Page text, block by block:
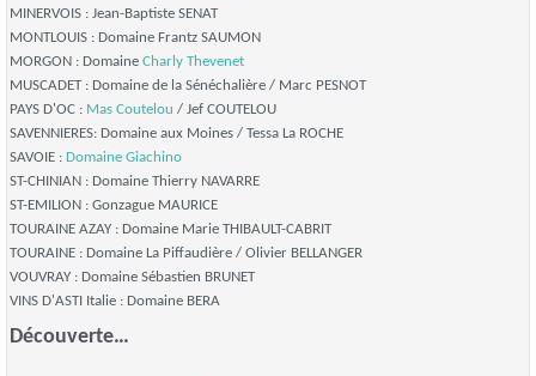
MINERVOIS : Jean-Baptiste SENAT
MONTLOUIS : Domaine Frantz SAUMON
MORGON : Domaine Charly Thevenet
MUSCADET : Domaine de la Sénéchalière / Marc PESNOT
PAYS D'OC : Mas Coutelou / Jef COUTELOU
SAVENNIERES: Domaine aux Moines / Tessa La ROCHE
SAVOIE : Domaine Giachino
ST-CHINIAN : Domaine Thierry NAVARRE
ST-EMILION : Gonzague MAURICE
TOURAINE AZAY : Domaine Marie THIBAULT-CABRIT
TOURAINE : Domaine La Piffaudière / Olivier BELLANGER
VOUVRAY : Domaine Sébastien BRUNET
VINS D'ASTI Italie : Domaine BERA
Découverte…